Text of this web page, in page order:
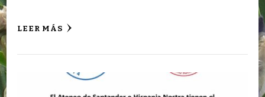
LEER MÁS